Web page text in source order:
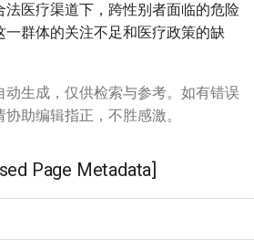
法医疗渠道下，跨性别者面临的危险
一群体的关注不足和医疗政策的缺
动生成，仅供检索与参考。如有错误
助编辑指正，不胜感激。
Page Metadata]